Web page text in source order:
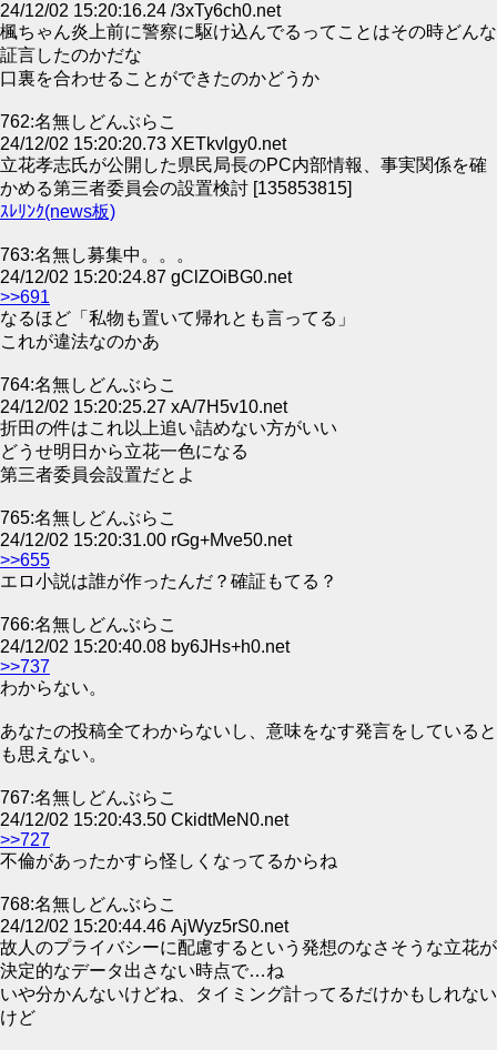
24/12/02 15:20:16.24 /3xTy6ch0.net
楓ちゃん炎上前に警察に駆け込んでるってことはその時どんな
証言したのかだな
口裏を合わせることができたのかどうか
762:名無しどんぶらこ
24/12/02 15:20:20.73 XETkvlgy0.net
立花孝志氏が公開した県民局長のPC内部情報、事実関係を確
かめる第三者委員会の設置検討 [135853815]
ｽﾚﾘﾝｸ(news板)
763:名無し募集中。。。
24/12/02 15:20:24.87 gClZOiBG0.net
>>691
なるほど「私物も置いて帰れとも言ってる」
これが違法なのかあ
764:名無しどんぶらこ
24/12/02 15:20:25.27 xA/7H5v10.net
折田の件はこれ以上追い詰めない方がいい
どうせ明日から立花一色になる
第三者委員会設置だとよ
765:名無しどんぶらこ
24/12/02 15:20:31.00 rGg+Mve50.net
>>655
エロ小説は誰が作ったんだ？確証もてる？
766:名無しどんぶらこ
24/12/02 15:20:40.08 by6JHs+h0.net
>>737
わからない。
あなたの投稿全てわからないし、意味をなす発言をしていると
も思えない。
767:名無しどんぶらこ
24/12/02 15:20:43.50 CkidtMeN0.net
>>727
不倫があったかすら怪しくなってるからね
768:名無しどんぶらこ
24/12/02 15:20:44.46 AjWyz5rS0.net
故人のプライバシーに配慮するという発想のなさそうな立花が
決定的なデータ出さない時点で…ね
いや分かんないけどね、タイミング計ってるだけかもしれない
けど